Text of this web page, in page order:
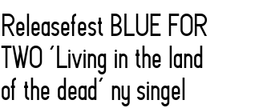
Releasefest BLUE FOR
TWO ‘Living in the land
of the dead’ ny singel